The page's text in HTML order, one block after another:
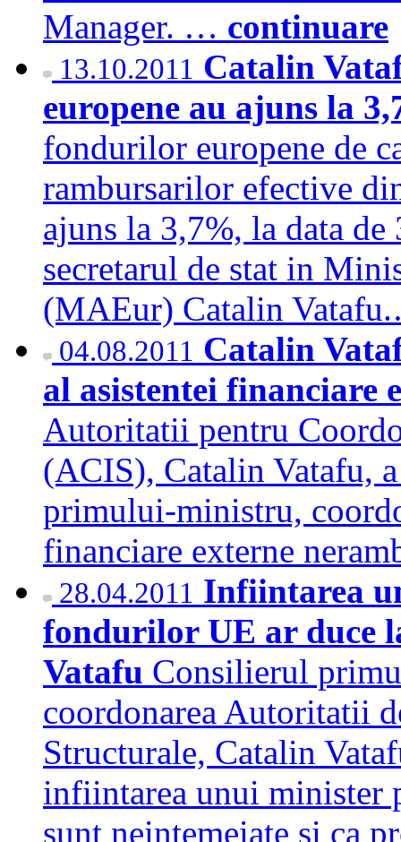
Manager. … continuare
13.10.2011 Catalin
europene au ajuns la
fondurilor europene de
rambursarilor efective
ajuns la 3,7%, la data
secretarul de stat in
(MAEur) Catalin
04.08.2011 Catalin
al asistentei financiare
Autoritatii pentru
(ACIS), Catalin Vatafu,
primului-ministru,
financiare externe
28.04.2011 Infiintarea
fondurilor UE ar duce
Vatafu Consilierul
coordonarea Autoritatii
Structurale, Catalin
infiintarea unui minister
sunt neintemeiate si ca